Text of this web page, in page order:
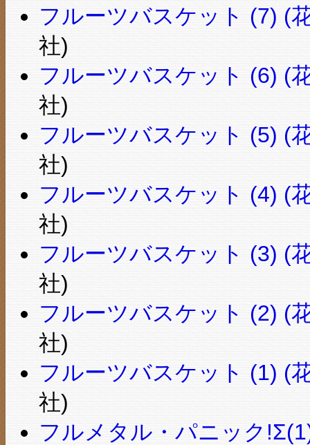
フルーツバスケット (7) (
社)
フルーツバスケット (6) (
社)
フルーツバスケット (5) (
社)
フルーツバスケット (4) (
社)
フルーツバスケット (3) (
社)
フルーツバスケット (2) (
社)
フルーツバスケット (1) (
社)
フルメタル・パニック